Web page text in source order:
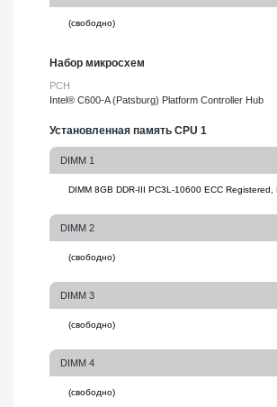
Набор микросхем
PCH
Intel® C600-A (Patsburg) Platform Controller Hub
Установленная память CPU 1
DIMM 1
DIMM 2
DIMM 3
DIMM 4